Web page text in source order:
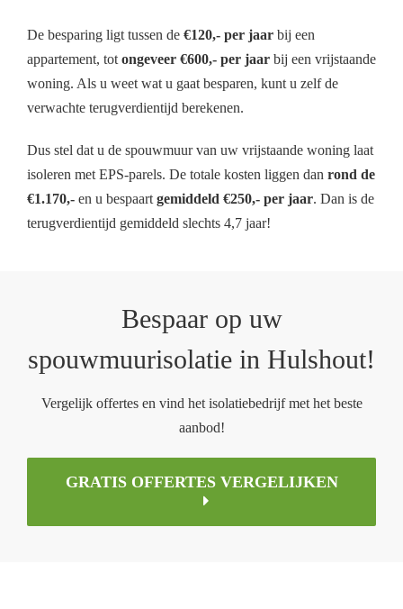
De besparing ligt tussen de €120,- per jaar bij een
appartement, totongeveer €600,- per jaar bij een vrijstaande
woning. Als u weet wat u gaat besparen, kunt u zelf de
verwachte terugverdientijd berekenen.
Dus stel dat u de spouwmuur van uw vrijstaande woning laat
isoleren met EPS-parels. De totale kosten liggen dan rond de
€1.170,- en u bespaartgemiddeld €250,- per jaar. Dan is de
terugverdientijd gemiddeld slechts 4,7 jaar!
Bespaar op uw
spouwmuurisolatie in Hulshout!
Vergelijk offertes en vind het isolatiebedrijf met het beste
aanbod!
GRATIS OFFERTES VERGELIJKEN